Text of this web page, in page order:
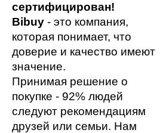
сертифицирован!
Bibuy - это компания,
которая понимает, что
доверие и качество имеют
значение.
Принимая решение о
покупке - 92% людей
следуют рекомендациям
друзей или семьи. Нам